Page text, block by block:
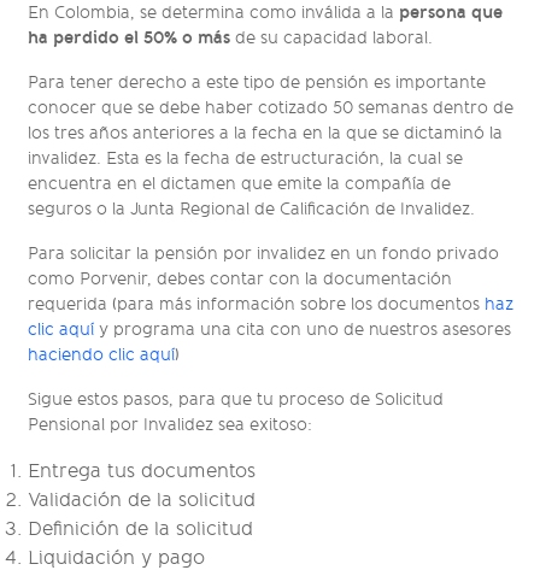
En Colombia, se determina como inválida a la persona que
ha perdido el 50% o más de su capacidad laboral.
Para tener derecho a este tipo de pensión es importante
conocer que se debe haber cotizado 50 semanas dentro de
los tres años anteriores a la fecha en la que se dictaminó la
invalidez. Esta es la fecha de estructuración, la cual se
encuentra en el dictamen que emite la compañía de
seguros o la Junta Regional de Calificación de Invalidez.
Para solicitar la pensión por invalidez en un fondo privado
como Porvenir, debes contar con la documentación
requerida (para más información sobre los documentos haz
clic aquí y programa una cita con uno de nuestros asesores
haciendo clic aquí)
Sigue estos pasos, para que tu proceso de Solicitud
Pensional por Invalidez sea exitoso:
Entrega tus documentos
Validación de la solicitud
Definición de la solicitud
Liquidación y pago